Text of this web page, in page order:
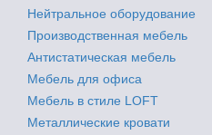
Нейтральное оборудование
Производственная мебель
Антистатическая мебель
Мебель для офиса
Мебель в стиле LOFT
Металлические кровати